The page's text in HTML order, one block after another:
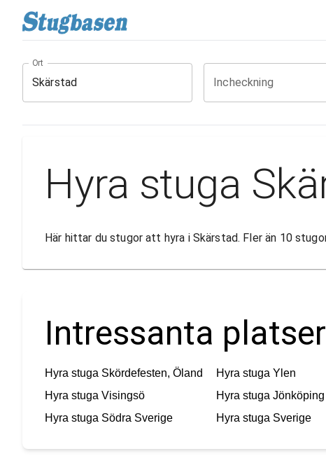
Ort
Incheckning
Hyra stuga
Här hittar du stugor att hyra i Skärstad. Fler än 10
Intressanta
Hyra stuga Skördefesten, Öland Hyra stuga Ylen
Hyra stuga Visingsö Hyra stuga Jönköping
Hyra stuga Södra Sverige Hyra stuga Sverige